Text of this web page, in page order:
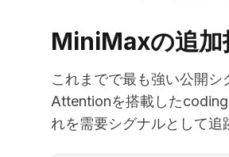
MiniMaxの追加
これまでで最も強い公開
Attentionを搭載した
れを需要シグナルとして追